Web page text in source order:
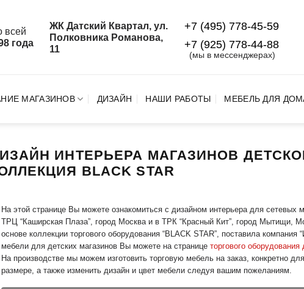
всей
года
ЖК Датский Квартал, ул.
Полковника Романова,
11
+7 (495) 778-45-59
+7 (925) 778‑44‑88
(мы в мессенджерах)
МАГАЗИНОВ ДИЗАЙН НАШИ РАБОТЫ МЕБЕЛЬ ДЛЯ
ИНТЕРЬЕРА МАГАЗИНОВ
BLACK STAR
На этой странице Вы можете ознакомиться с дизайном интерьера для сетевых
ТРЦ “Каширская Плаза”, город Москва и в ТРК “Красный Кит”, город Мытищи,
основе коллекции торгового оборудования “BLACK STAR”, поставила
мебели для детских магазинов Вы можете на странице торгового
На производстве мы можем изготовить торговую мебель на заказ, конкретно
размере, а также изменить дизайн и цвет мебели следуя вашим пожеланиям.